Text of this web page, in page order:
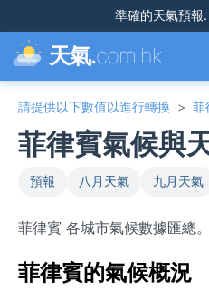
準確的天氣預報.
天氣.com.hk
請提供以下數值以進行轉換 > 菲
菲律賓氣候與
預報 八月天氣 九月天氣
菲律賓 各城市氣候數據匯總。
菲律賓的氣候概況